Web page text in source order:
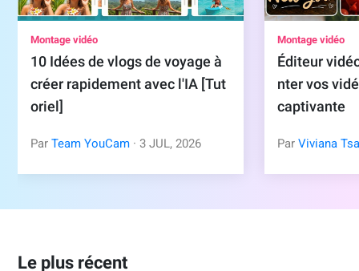
Montage vidéo
10 Idées de vlogs de voyage à
créer rapidement avec l'IA [Tut
oriel]
ParTeam YouCam · 3 JUL, 2026
Montage vidéo
Éditeur
nter vos
captivante
ParViviana
Le plus récent